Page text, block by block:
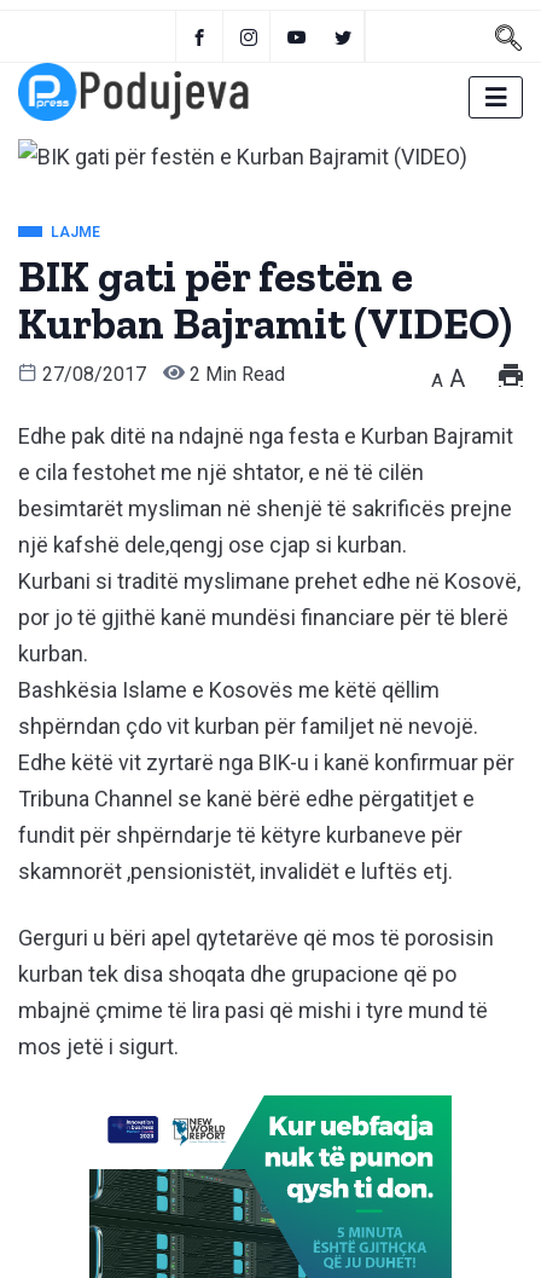
LAJME
BIK gati për festën e
Kurban Bajramit (VIDEO)
27/08/2017 2 Min Read A A
Edhe pak ditë na ndajnë nga festa e Kurban Bajramit
e cila festohet me një shtator, e në të cilën
besimtarët mysliman në shenjë të sakrificës prejne
një kafshë dele,qengj ose cjap si kurban.
Kurbani si traditë myslimane prehet edhe në Kosovë,
por jo të gjithë kanë mundësi financiare për të blerë
kurban.
Bashkësia Islame e Kosovës me këtë qëllim
shpërndan çdo vit kurban për familjet në nevojë.
Edhe këtë vit zyrtarë nga BIK-u i kanë konfirmuar për
Tribuna Channel se kanë bërë edhe përgatitjet e
fundit për shpërndarje të këtyre kurbaneve për
skamnorët ,pensionistët, invalidët e luftës etj.
Gerguri u bëri apel qytetarëve që mos të porosisin
kurban tek disa shoqata dhe grupacione që po
mbajnë çmime të lira pasi që mishi i tyre mund të
mos jetë i sigurt.